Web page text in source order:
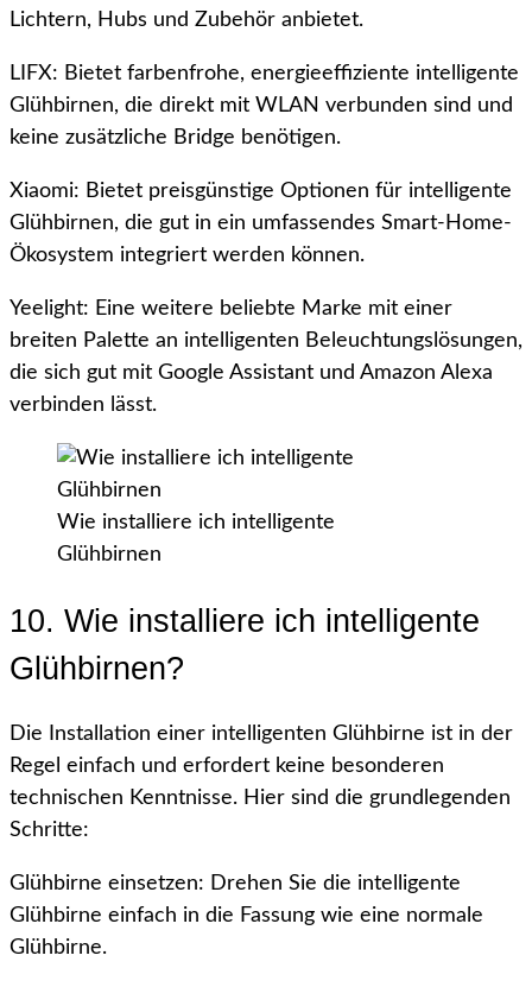
Lichtern, Hubs und Zubehör anbietet.
LIFX: Bietet farbenfrohe, energieeffiziente intelligente
Glühbirnen, die direkt mit WLAN verbunden sind und
keine zusätzliche Bridge benötigen.
Xiaomi: Bietet preisgünstige Optionen für intelligente
Glühbirnen, die gut in ein umfassendes Smart-Home-
Ökosystem integriert werden können.
Yeelight: Eine weitere beliebte Marke mit einer
breiten Palette an intelligenten Beleuchtungslösungen,
die sich gut mit Google Assistant und Amazon Alexa
verbinden lässt.
Wie installiere ich intelligente
Glühbirnen
10. Wie installiere ich intelligente
Glühbirnen?
Die Installation einer intelligenten Glühbirne ist in der
Regel einfach und erfordert keine besonderen
technischen Kenntnisse. Hier sind die grundlegenden
Schritte:
Glühbirne einsetzen: Drehen Sie die intelligente
Glühbirne einfach in die Fassung wie eine normale
Glühbirne.